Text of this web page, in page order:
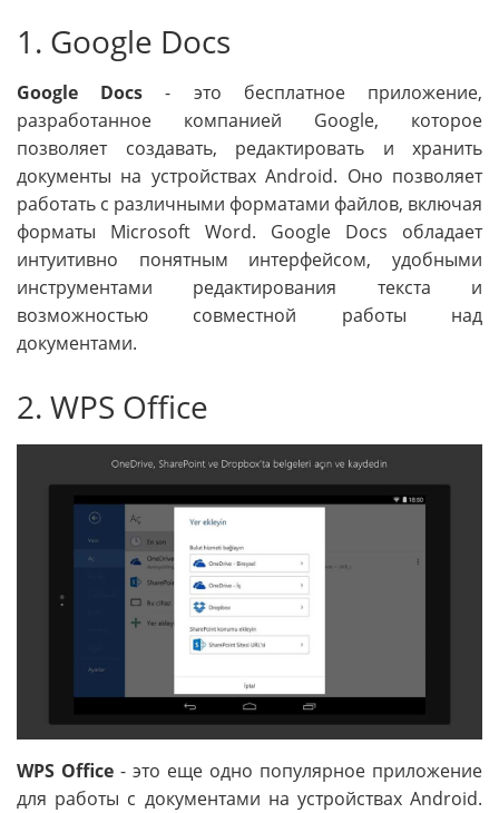
1. Google Docs
Google Docs - это бесплатное приложение,
разработанное компанией Google, которое
позволяет создавать, редактировать и хранить
документы на устройствах Android. Оно позволяет
работать с различными форматами файлов, включая
форматы Microsoft Word. Google Docs обладает
интуитивно понятным интерфейсом, удобными
инструментами редактирования текста и
возможностью совместной работы над
документами.
2. WPS Office
WPS Office - это еще одно популярное приложение
для работы с документами на устройствах Android.